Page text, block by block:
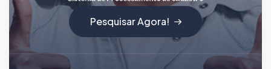
Pesquisar Agora!